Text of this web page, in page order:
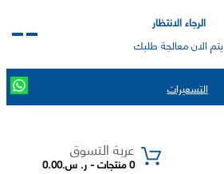
الرجاء الانتظار
يتم الان معالجة طلبك
التسعيرات
عربة التسوق
0 منتجات - ر. س.0.00